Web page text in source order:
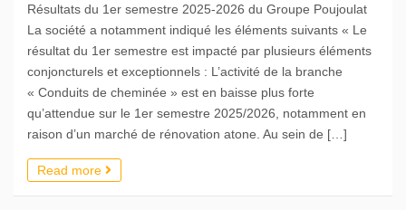
Résultats du 1er semestre 2025-2026 du Groupe Poujoulat
La société a notamment indiqué les éléments suivants « Le
résultat du 1er semestre est impacté par plusieurs éléments
conjoncturels et exceptionnels : L’activité de la branche
« Conduits de cheminée » est en baisse plus forte
qu’attendue sur le 1er semestre 2025/2026, notamment en
raison d’un marché de rénovation atone. Au sein de […]
Read more